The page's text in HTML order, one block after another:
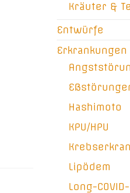
Kräuter &
Entwürfe
Erkrankungen
Hashimoto
KPU/HPU
Lipödem
Long-